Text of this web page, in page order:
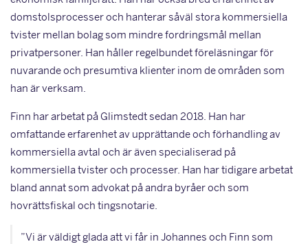
domstolsprocesser och hanterar såväl stora kommersiella
tvister mellan bolag som mindre fordringsmål mellan
privatpersoner. Han håller regelbundet föreläsningar för
nuvarande och presumtiva klienter inom de områden som
han är verksam.
Finn har arbetat på Glimstedt sedan 2018. Han har
omfattande erfarenhet av upprättande och förhandling av
kommersiella avtal och är även specialiserad på
kommersiella tvister och processer. Han har tidigare arbetat
bland annat som advokat på andra byråer och som
hovrättsfiskal och tingsnotarie.
”Vi är väldigt glada att vi får in Johannes och Finn som